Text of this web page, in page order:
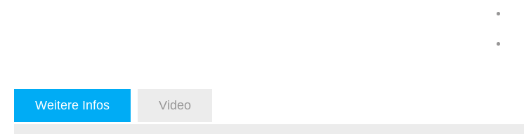
Weitere Infos Video